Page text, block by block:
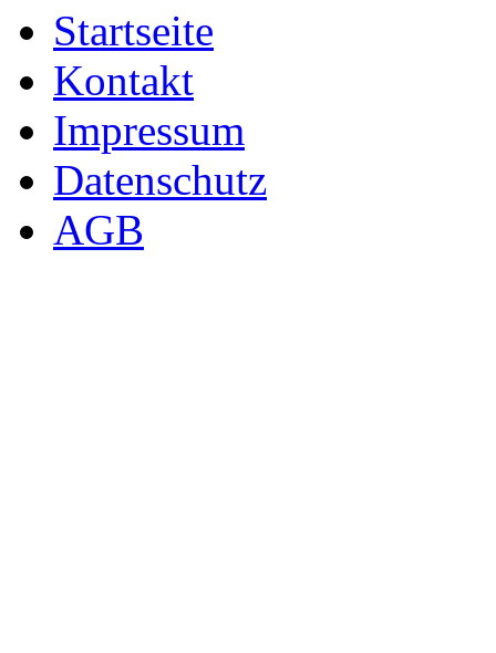
Startseite
Kontakt
Impressum
Datenschutz
AGB